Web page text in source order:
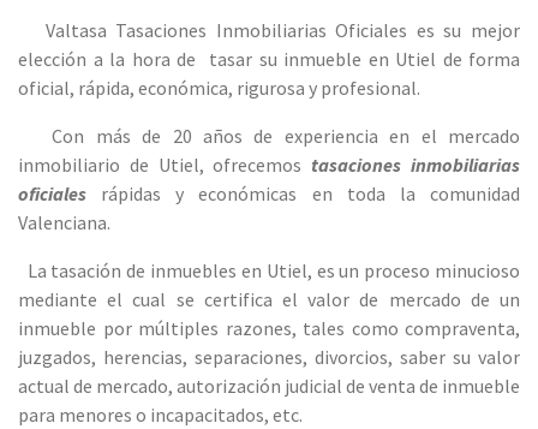
Valtasa Tasaciones Inmobiliarias Oficiales es su mejor
elección a la hora de tasar su inmueble en Utiel de forma
oficial, rápida, económica, rigurosa y profesional.
Con más de 20 años de experiencia en el mercado
inmobiliario de Utiel, ofrecemos tasaciones inmobiliarias
oficiales
rápidas y económicas en toda la comunidad
Valenciana.
La tasación de inmuebles en Utiel, es un proceso minucioso
mediante el cual se certifica el valor de mercado de un
inmueble pormúltiples razones, tales como compraventa,
juzgados, herencias, separaciones, divorcios, saber su valor
actual de mercado, autorización judicial de venta de inmueble
para menores o incapacitados, etc.